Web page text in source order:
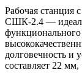
Рабочая
СШК-2.4 —
долговечность и
составляет 22